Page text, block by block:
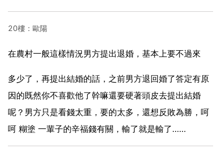
20樓：歐陽
在農村一般這樣情況男方提出退婚，基本上要不過來
多少了，再提出結婚的話，之前男方退回婚了答定有原
因的既然你不喜歡他了幹嘛還要硬著頭皮去提出結婚
呢？男方只是看錢太重，要的太多，還想反敗為勝，呵
呵 糊塗 一輩子的辛福錢有關，輸了就是輸了……